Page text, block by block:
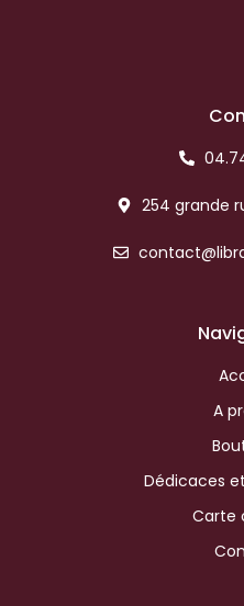
254 grande
A
Dédicaces
Carte